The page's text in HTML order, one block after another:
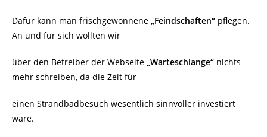
Dafür kann man frischgewonnene „Feindschaften“ pflegen.
An und für sich wollten wir
über den Betreiber der Webseite „Warteschlange“ nichts
mehr schreiben, da die Zeit für
einen Strandbadbesuch wesentlich sinnvoller investiert
wäre.